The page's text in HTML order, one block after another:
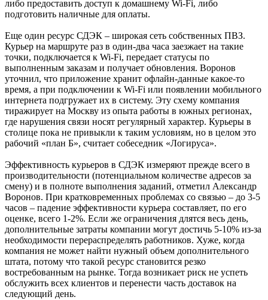
либо предоставить доступ к домашнему Wi-Fi, либо
подготовить наличные для оплаты.
Еще один ресурс СДЭК – широкая сеть собственных ПВЗ.
Курьер на маршруте раз в один-два часа заезжает на такие
точки, подключается к Wi-Fi, передает статусы по
выполненным заказам и получает обновления. Воронов
уточнил, что приложение хранит офлайн-данные какое-то
время, а при подключении к Wi-Fi или появлении мобильного
интернета подгружает их в систему. Эту схему компания
тиражирует на Москву из опыта работы в южных регионах,
где нарушения связи носят регулярный характер. Курьеры в
столице пока не привыкли к таким условиям, но в целом это
рабочий «план Б», считает собеседник «Логируса».
Эффективность курьеров в СДЭК измеряют прежде всего в
производительности (потенциальном количестве адресов за
смену) и в полноте выполнения заданий, отметил Александр
Воронов. При кратковременных проблемах со связью – до 3-5
часов – падение эффективности курьера составляет, по его
оценке, всего 1-2%. Если же ограничения длятся весь день,
дополнительные затраты компании могут достичь 5-10% из-за
необходимости перераспределять работников. Хуже, когда
компания не может найти нужный объем дополнительного
штата, потому что такой ресурс становится резко
востребованным на рынке. Тогда возникает риск не успеть
обслужить всех клиентов и перенести часть доставок на
следующий день.